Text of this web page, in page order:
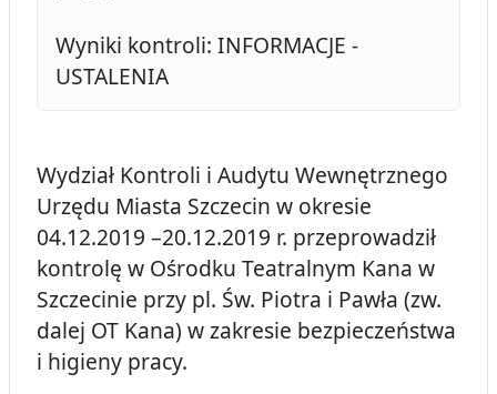
Wyniki kontroli: INFORMACJE -
USTALENIA
Wydział Kontroli i Audytu Wewnętrznego
Urzędu Miasta Szczecin w okresie
04.12.2019 –20.12.2019 r. przeprowadził
kontrolę w Ośrodku Teatralnym Kana w
Szczecinie przy pl. Św. Piotra i Pawła (zw.
dalej OT Kana) w zakresie bezpieczeństwa
i higieny pracy.